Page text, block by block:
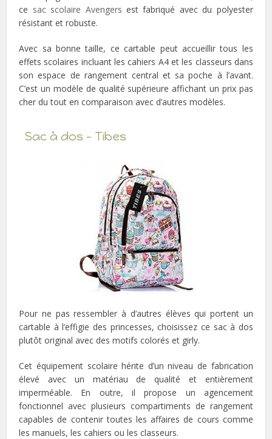
ce sac scolaire Avengers est fabriqué avec du polyester
résistant et robuste.
Avec sa bonne taille, ce cartable peut accueillir tous les
effets scolaires incluant les cahiers A4 et les classeurs dans
son espace de rangement central et sa poche à l’avant.
C’est un modèle de qualité supérieure affichant un prix pas
cher du tout en comparaison avec d’autres modèles.
Sac à dos – Tibes
Pour ne pas ressembler à d’autres élèves qui portent un
cartable à l’effigie des princesses, choisissez ce sac à dos
plutôt original avec des motifs colorés et girly.
Cet équipement scolaire hérite d’un niveau de fabrication
élevé avec un matériau de qualité et entièrement
imperméable. En outre, il propose un agencement
fonctionnel avec plusieurs compartiments de rangement
capables de contenir toutes les affaires de cours comme
les manuels, les cahiers ou les classeurs.